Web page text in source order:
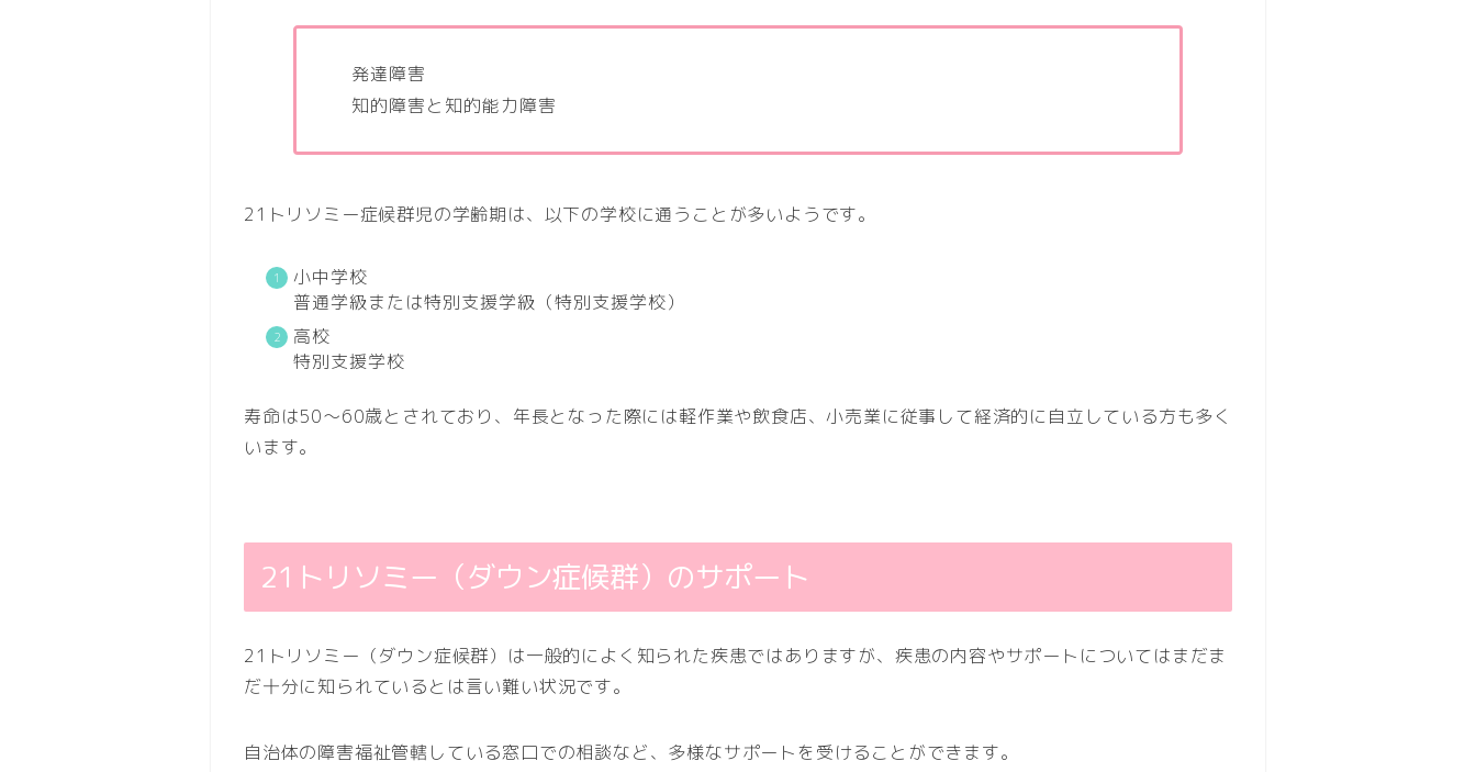
発達障害
知的障害と知的能力障害
21トリソミー症候群児の学齢期は、以下の学校に通うことが多いようです。
小中学校
普通学級または特別支援学級（特別支援学校）
高校
特別支援学校
寿命は50～60歳とされており、年長となった際には軽作業や飲食店、小売業に従事して経済的に自立している方も多く
います。
21トリソミー（ダウン症候群）のサポート
21トリソミー（ダウン症候群）は一般的によく知られた疾患ではありますが、疾患の内容やサポートについてはまだま
だ十分に知られているとは言い難い状況です。
自治体の障害福祉管轄している窓口での相談など、多様なサポートを受けることができます。